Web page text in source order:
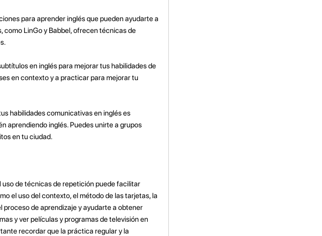
para aprender inglés que pueden ayudarte a
como LinGo y Babbel, ofrecen técnicas de
en inglés para mejorar tus habilidades de
en contexto y a practicar para mejorar tu
habilidades comunicativas en inglés es
aprendiendo inglés. Puedes unirte a grupos
en tu ciudad.
uso de técnicas de repetición puede facilitar
el uso del contexto, el método de las tarjetas, la
de aprendizaje y ayudarte a obtener
y ver películas y programas de televisión en
recordar que la práctica regular y la